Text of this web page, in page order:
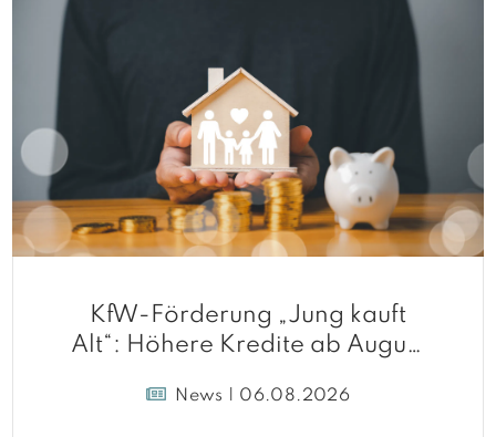
KfW-Förderung „Jung kauft
Alt“: Höhere Kredite ab August
News | 06.08.2026